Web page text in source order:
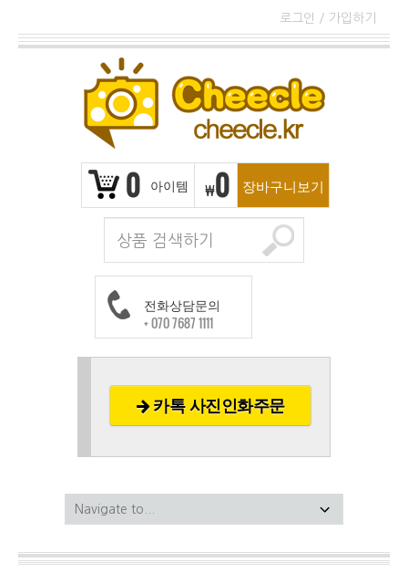
로그인 / 가입하기
0 아이템 ₩0 장바구니보기
전화상담문의
+ 070 7687 1111
카톡 사진인화주문